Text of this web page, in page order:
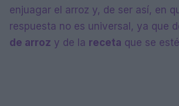
enjuagar el arroz y, de ser así, en
respuesta no es universal, ya que
de arroz y de la receta que se